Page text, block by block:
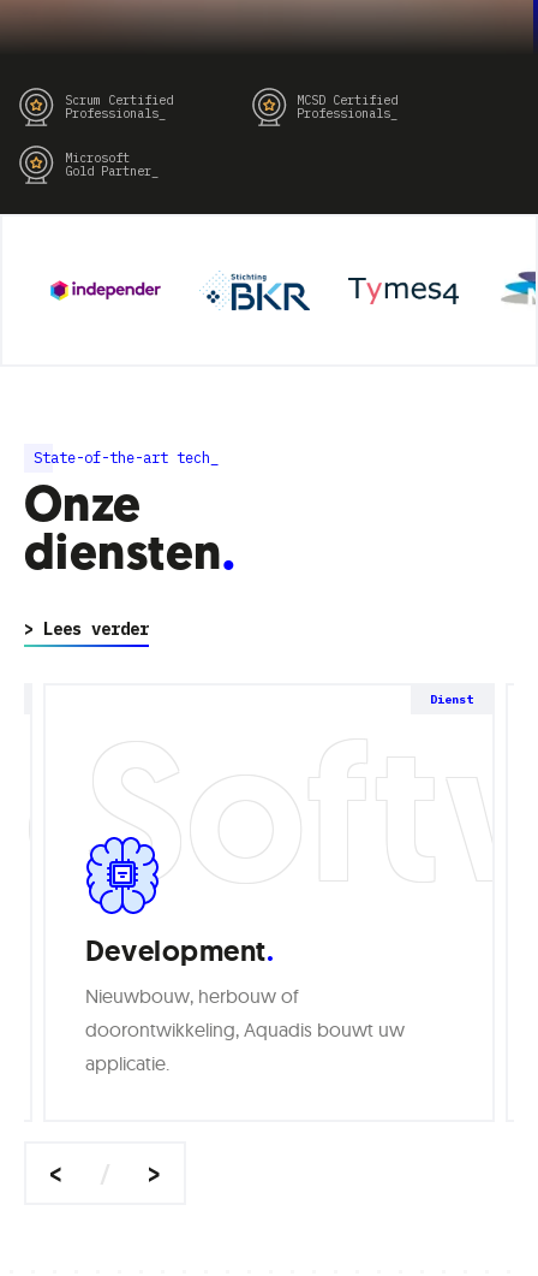
Scrum Certified
Professionals_
MCSD Certified
Professionals_
Microsoft
Gold Partner_
State-of-the-art tech_
Onze
diensten
> Lees verder
Dienst
Development
Nieuwbouw, herbouw of
doorontwikkeling, Aquadis bouwt uw
applicatie.
< / >